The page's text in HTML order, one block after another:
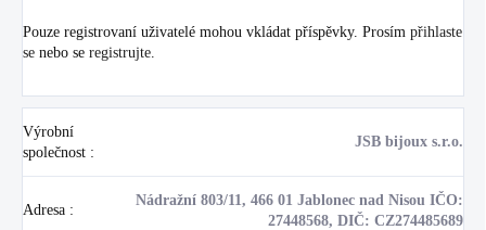
Pouze registrovaní uživatelé mohou vkládat příspěvky. Prosím přihlaste
se nebo se registrujte
Výrobní
společnost :
JSB bijoux s.r.o.
Adresa :
Nádražní 803/11, 466 01 Jablonec nad Nisou IČO:
27448568, DIČ: CZ274485689